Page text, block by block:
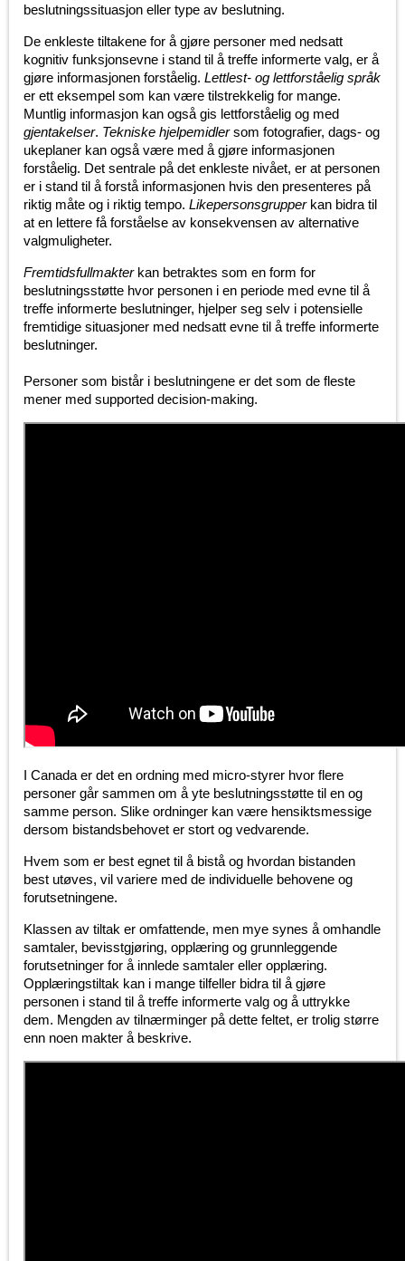
beslutningssituasjon eller type av beslutning.
De enkleste tiltakene for å gjøre personer med nedsatt
kognitiv funksjonsevne i stand til å treffe informerte valg, er å
gjøre informasjonen forståelig. Lettlest- og lettforståelig språk
er ett eksempel som kan være tilstrekkelig for mange.
Muntlig informasjon kan også gis lettforståelig og med
gjentakelser. Tekniske hjelpemidlersom fotografier, dags- og
ukeplaner kan også være med å gjøre informasjonen
forståelig. Det sentrale på det enkleste nivået, er at personen
er i stand til å forstå informasjonen hvis den presenteres på
riktig måte og i riktig tempo. Likepersonsgrupperkan bidra til
at en lettere få forståelse av konsekvensen av alternative
valgmuligheter.
Fremtidsfullmakterkan betraktes som en form for
beslutningsstøtte hvor personen i en periode med evne til å
treffe informerte beslutninger, hjelper seg selv i potensielle
fremtidige situasjoner med nedsatt evne til å treffe informerte
beslutninger.
Personer som bistår i beslutningene er det som de fleste
mener med supported decision-making.
I Canada er det en ordning med micro-styrer hvor flere
personer går sammen om å yte beslutningsstøtte til en og
samme person. Slike ordninger kan være hensiktsmessige
dersom bistandsbehovet er stort og vedvarende.
Hvem som er best egnet til å bistå og hvordan bistanden
best utøves, vil variere med de individuelle behovene og
forutsetningene.
Klassen av tiltak er omfattende, men mye synes å omhandle
samtaler, bevisstgjøring, opplæring og grunnleggende
forutsetninger for å innlede samtaler eller opplæring.
Opplæringstiltak kan i mange tilfeller bidra til å gjøre
personen i stand til å treffe informerte valg og å uttrykke
dem. Mengden av tilnærminger på dette feltet, er trolig større
enn noen makter å beskrive.